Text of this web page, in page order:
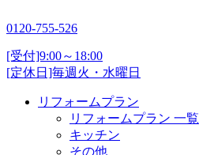
0120-755-526
[受付]9:00～18:00
[定休日]毎週火・水曜日
リフォームプラン
リフォームプラン 一覧
キッチン
その他